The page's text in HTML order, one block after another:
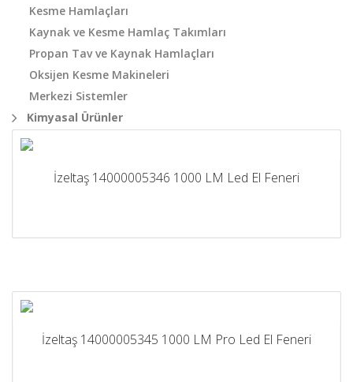
Kesme Hamlaçları
Kaynak ve Kesme Hamlaç Takımları
Propan Tav ve Kaynak Hamlaçları
Oksijen Kesme Makineleri
Merkezi Sistemler
Kimyasal Ürünler
İzeltaş 14000005346 1000 LM Led El Feneri
İzeltaş 14000005345 1000 LM Pro Led El Feneri